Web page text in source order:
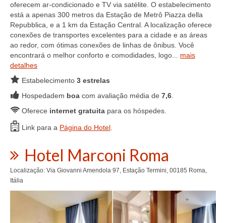
oferecem ar-condicionado e TV via satélite. O estabelecimento
está a apenas 300 metros da Estação de Metrô Piazza della
Repubblica, e a 1 km da Estação Central. A localização oferece
conexões de transportes excelentes para a cidade e as áreas
ao redor, com ótimas conexões de linhas de ônibus. Você
encontrará o melhor conforto e comodidades, logo... mais
detalhes
Estabelecimento 3 estrelas
Hospedadem boa com avaliação média de 7,6
Oferece internet gratuita para os hóspedes.
Link para a Página do Hotel
Hotel Marconi Roma
Localização: Via Giovanni Amendola 97, Estação Termini, 00185 Roma,
Itália